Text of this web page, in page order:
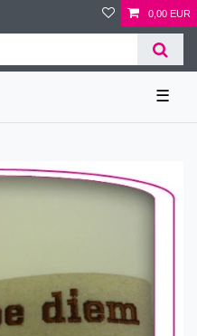
0,00 EUR
☰